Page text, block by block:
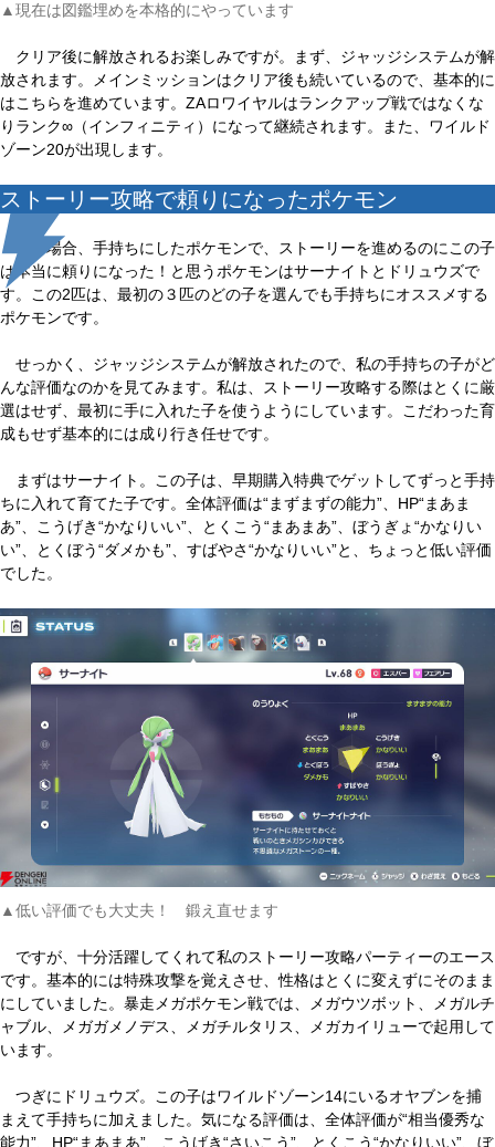
▲現在は図鑑埋めを本格的にやっています
クリア後に解放されるお楽しみですが。まず、ジャッジシステムが解
放されます。メインミッションはクリア後も続いているので、基本的に
はこちらを進めています。ZAロワイヤルはランクアップ戦ではなくな
りランク∞（インフィニティ）になって継続されます。また、ワイルド
ゾーン20が出現します。
ストーリー攻略で頼りになったポケモン
私の場合、手持ちにしたポケモンで、ストーリーを進めるのにこの子
は本当に頼りになった！と思うポケモンはサーナイトとドリュウズで
す。この2匹は、最初の３匹のどの子を選んでも手持ちにオススメする
ポケモンです。
せっかく、ジャッジシステムが解放されたので、私の手持ちの子がど
んな評価なのかを見てみます。私は、ストーリー攻略する際はとくに厳
選はせず、最初に手に入れた子を使うようにしています。こだわった育
成もせず基本的には成り行き任せです。
まずはサーナイト。この子は、早期購入特典でゲットしてずっと手持
ちに入れて育てた子です。全体評価は“まずまずの能力”、HP“まあま
あ”、こうげき“かなりいい”、とくこう“まあまあ”、ぼうぎょ“かなりい
い”、とくぼう“ダメかも”、すばやさ“かなりいい”と、ちょっと低い評価
でした。
▲低い評価でも大丈夫！ 鍛え直せます
ですが、十分活躍してくれて私のストーリー攻略パーティーのエース
です。基本的には特殊攻撃を覚えさせ、性格はとくに変えずにそのまま
にしていました。暴走メガポケモン戦では、メガウツボット、メガルチ
ャブル、メガガメノデス、メガチルタリス、メガカイリューで起用して
います。
つぎにドリュウズ。この子はワイルドゾーン14にいるオヤブンを捕
まえて手持ちに加えました。気になる評価は、全体評価が“相当優秀な
能力”、HP“まあまあ”、こうげき“さいこう”、とくこう“かなりいい”、ぼ